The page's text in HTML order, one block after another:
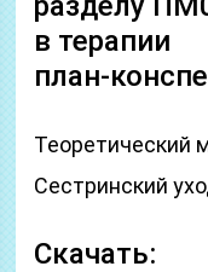
в терапии
план-
Теоретический
Сестринский
Скачать: